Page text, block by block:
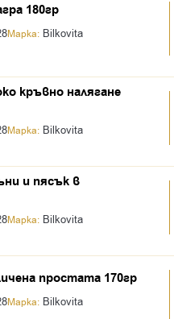
180гр
Марка: Bilkovita
кръвно налягане
Марка: Bilkovita
и пясък в
Марка: Bilkovita
простата 170гр
Марка: Bilkovita